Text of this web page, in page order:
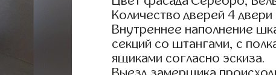
Количество дверей 4 двери
Внутреннее наполнение
секций со штангами, с
ящиками согласно эскиза.